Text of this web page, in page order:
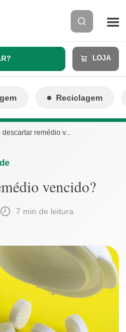
LOJA
Reciclagem
descartar remédio v...
vencido?
7 min de leitura